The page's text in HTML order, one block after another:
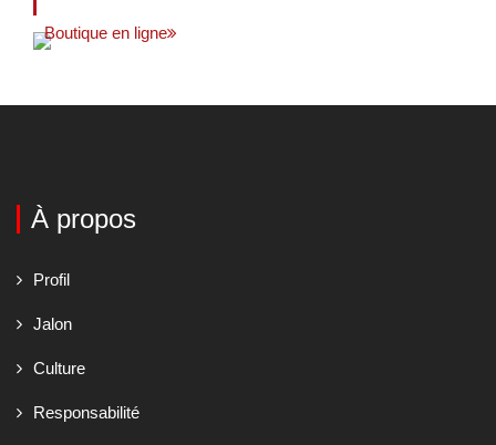
Boutique en ligne
À propos
Profil
Jalon
Culture
Responsabilité